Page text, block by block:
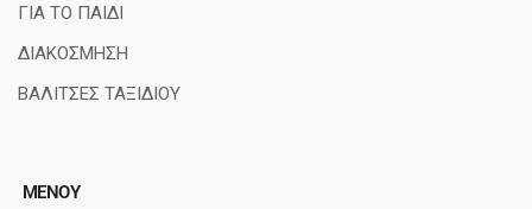
ΓΙΑ ΤΟ ΠΑΙΔΙ
ΔΙΑΚΟΣΜΗΣΗ
ΒΑΛΙΤΣΕΣ ΤΑΞΙΔΙΟΥ
ΜΕΝΟΥ